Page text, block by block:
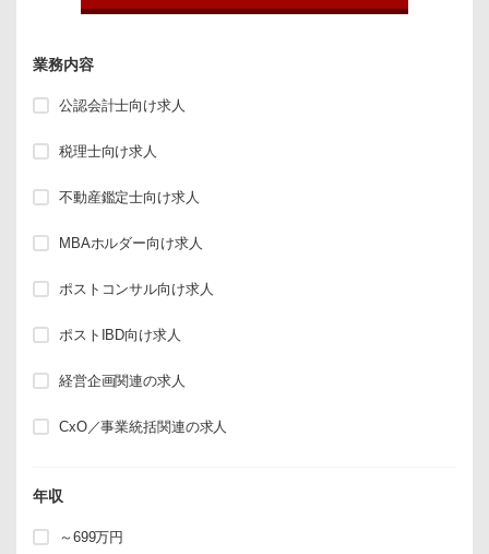
業務内容
公認会計士向け求人
税理士向け求人
不動産鑑定士向け求人
MBAホルダー向け求人
ポストコンサル向け求人
ポストIBD向け求人
経営企画関連の求人
CxO／事業統括関連の求人
年収
～699万円